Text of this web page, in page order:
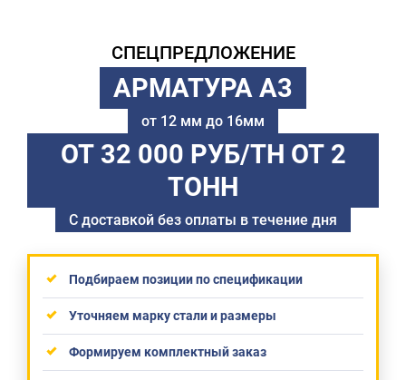
СПЕЦПРЕДЛОЖЕНИЕ
АРМАТУРА А3
от 12 мм до 16мм
ОТ 32 000 РУБ/ТН ОТ 2
ТОНН
С доставкой без оплаты в течение дня
Подбираем позиции по спецификации
Уточняем марку стали и размеры
Формируем комплектный заказ